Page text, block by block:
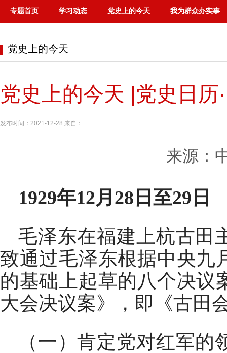
专题首页 学习动态 党史上的今天 我为群众办实事
党史上的今天
党史上的今天 |党史日历
发布时间：2021-12-28 来自：
来源：
1929年12月28日至29日
毛泽东在福建上杭古田
致通过毛泽东根据中央九
的基础上起草的八个决议
大会决议案》，即《古田
（一）肯定党对红军